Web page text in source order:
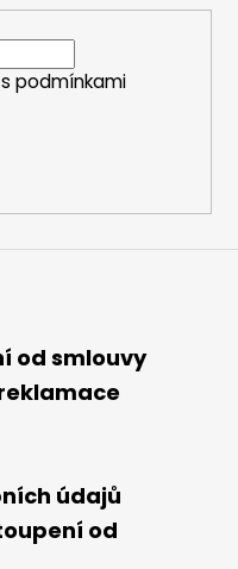
podmínkami
od smlouvy
údajů
od